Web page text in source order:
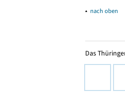
▴ nach oben
Das